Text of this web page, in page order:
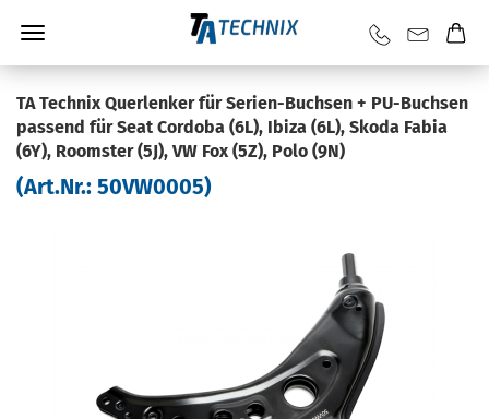
TA Tech­nix Quer­len­ker für Serien-​Buchsen + PU-​Buchsen
pas­send für Seat Cor­do­ba (6L), Ibiza (6L), Skoda Fabia
(6Y), Rooms­ter (5J), VW Fox (5Z), Polo (9N)
(Art.Nr.: 50VW0005)